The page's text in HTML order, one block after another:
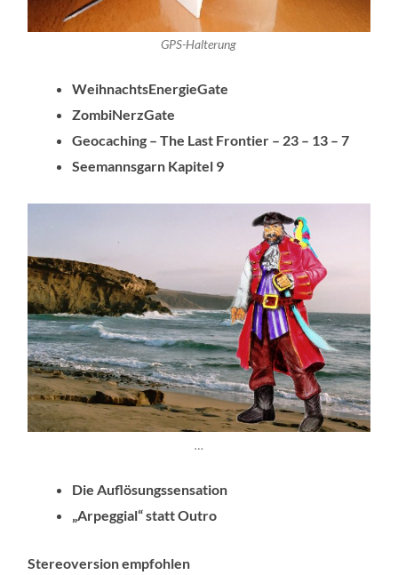
GPS-Halterung
WeihnachtsEnergieGate
ZombiNerzGate
Geocaching – The Last Frontier – 23 – 13 – 7
Seemannsgarn Kapitel 9
…
Die Auflösungssensation
„Arpeggial“ statt Outro
Stereoversion empfohlen